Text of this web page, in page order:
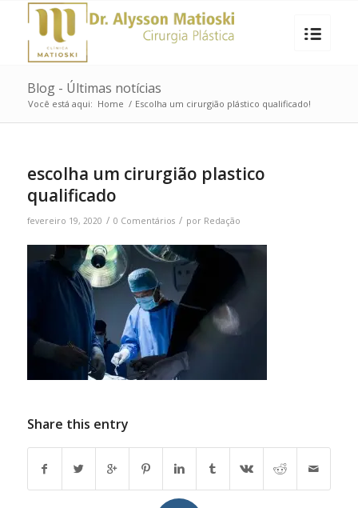
Blog - Últimas notícias
Você está aqui: Home / Escolha um cirurgião plástico qualificado!
escolha um cirurgião plastico
qualificado
fevereiro 19, 2020 / 0 Comentários / por Redação
Share this entry